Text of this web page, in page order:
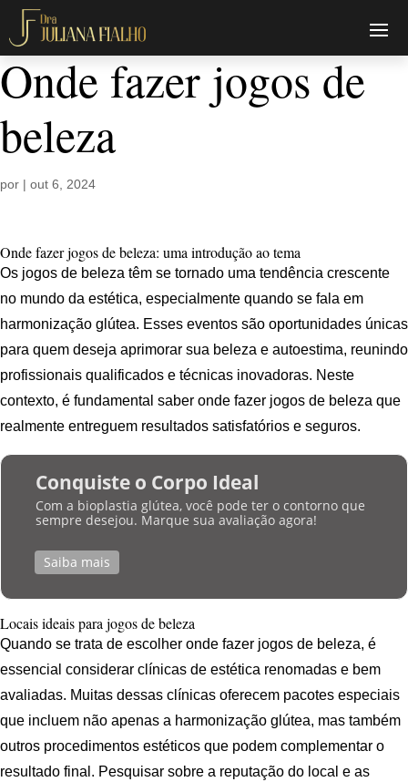
Onde fazer jogos de
beleza
por | out 6, 2024
Onde fazer jogos de beleza: uma introdução ao tema
Os jogos de beleza têm se tornado uma tendência crescente
no mundo da estética, especialmente quando se fala em
harmonização glútea. Esses eventos são oportunidades únicas
para quem deseja aprimorar sua beleza e autoestima, reunindo
profissionais qualificados e técnicas inovadoras. Neste
contexto, é fundamental saber onde fazer jogos de beleza que
realmente entreguem resultados satisfatórios e seguros.
Conquiste o Corpo Ideal
Com a bioplastia glútea, você pode ter o contorno que
sempre desejou. Marque sua avaliação agora!
Saiba mais
Locais ideais para jogos de beleza
Quando se trata de escolher onde fazer jogos de beleza, é
essencial considerar clínicas de estética renomadas e bem
avaliadas. Muitas dessas clínicas oferecem pacotes especiais
que incluem não apenas a harmonização glútea, mas também
outros procedimentos estéticos que podem complementar o
resultado final. Pesquisar sobre a reputação do local e as